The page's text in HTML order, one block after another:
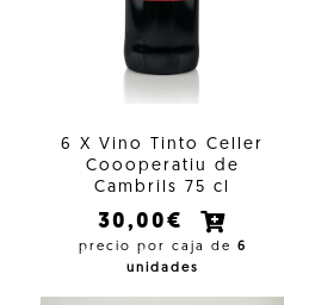
6 X Vino Tinto Celler
Coooperatiu de
Cambrils 75 cl
30,00€
precio por caja de 6
unidades